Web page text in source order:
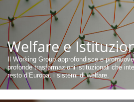
Welfare e
Il Working Group approfondisce e
profonde trasformazioni istituzionali che
resto d’Europa, i sistemi di welfare.